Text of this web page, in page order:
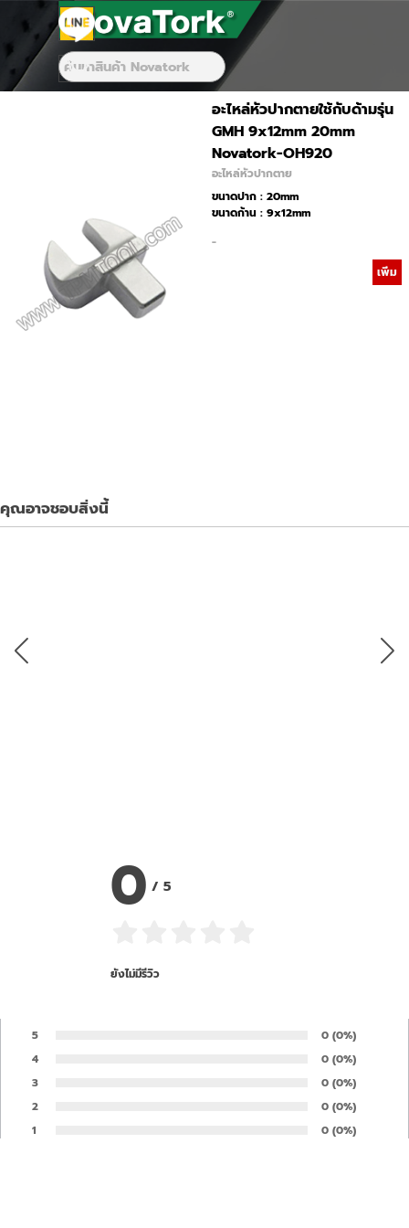
Go to content
Skip menu
Skip menu
อะไหล่หัวปากตายใช้กับด้ามรุ่น
GMH 9x12mm 20mm
Novatork-OH920
อะไหล่หัวปากตาย
ขนาดปาก : 20mm
ขนาดก้าน : 9x12mm
-
เพิ่ม
คุณอาจชอบสิ่งนี้
0 /5
ยังไม่มีรีวิว
5 Number of rates:
0 Percentage
(0%)
4 Number of rates:
0 Percentage
(0%)
3 Number of rates:
0 Percentage
(0%)
2 Number of rates:
0 Percentage
(0%)
1 Number of rates:
0 Percentage
(0%)